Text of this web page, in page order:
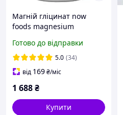
Магній гліцинат now
foods magnesium
Готово до відправки
5.0 (34)
від 169₴/міс
1 688₴
Купити